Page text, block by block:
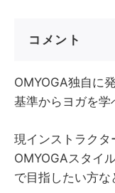
コメント
OMYOGA独自に
基準からヨガを学
現インストラク
OMYOGAスタイ
で目指したい方な